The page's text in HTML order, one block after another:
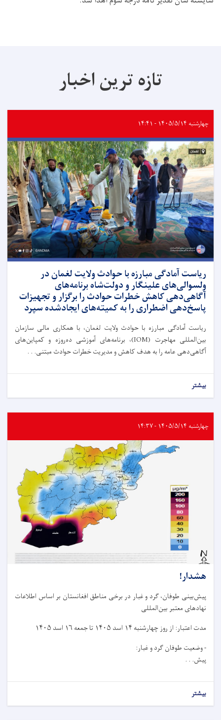
تازه ترین اخبار
چهارشنبه ۱۴۰۵/۵/۱۴ - ۱۴:۴۱
ریاست آمادگی مبارزه با حوادث ولایت لغمان در
ولسوالی‌های علینگار و دولت‌شاه برنامه‌های
آگاهی‌دهی کاهش خطرات حوادث را برگزار و تجهیزات
پاسخ‌دهی اضطراری را به کمیته‌های ایجادشده سپرد
ریاست آمادگی مبارزه با حوادث ولایت لغمان، با همکاری مالی سازمان
بین‌المللی مهاجرت (IOM)، برنامه‌های آموزشی ده‌روزه و کمپاین‌های
آگاهی‌دهی عامه را به هدف کاهش و مدیریت خطرات حوادث مبتنی. . .
بیشتر
چهارشنبه ۱۴۰۵/۵/۱۴ - ۱۴:۳۷
هشدار!
پیش‌بینی طوفان، گرد و غبار در برخی مناطق افغانستان بر اساس اطلاعات
نهادهای معتبر بین‌المللی
مدت اعتبار: از روز چهار‌شنبه ۱۴ اسد ۱۴۰۵ تا جمعه ۱۶ اسد ۱۴۰۵
- وضعیت طوفان گرد و غبار:
پیش. . .
بیشتر